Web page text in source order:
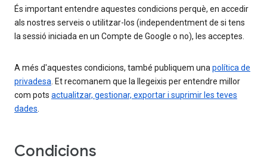
És important entendre aquestes condicions perquè, en accedir
als nostres serveis o utilitzar-los (independentment de si tens
la sessió iniciada en un Compte de Google o no), les acceptes.
A més d'aquestes condicions, també publiquem una política de
privadesa . Et recomanem que la llegeixis per entendre millor
com pots actualitzar, gestionar, exportar i suprimir les teves
dades
Condicions